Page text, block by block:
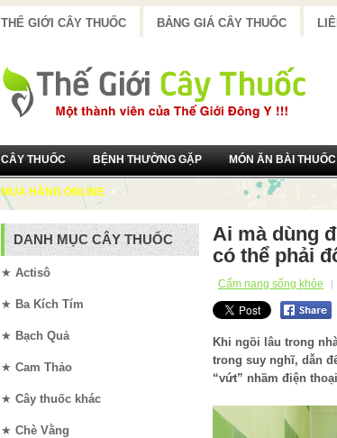
THẾ GIỚI CÂY THUỐC BẢNG GIÁ CÂY THUỐC
CÂY THUỐC BỆNH THƯỜNG GẶP MÓN ĂN BÀI THUỐC
MUA HÀNG ONLINE »
Ai mà dùng
có thể phải
Cẩm nang sống khỏe
Khi ngồi lâu trong
trong suy nghĩ, dẫn
“vứt” nhầm điện
DANH MỤC CÂY THUỐC
★ Actisô
★ Ba Kích Tím
★ Bạch Quả
★ Cam Thảo
★ Cây thuốc khác
★ Chè Vằng